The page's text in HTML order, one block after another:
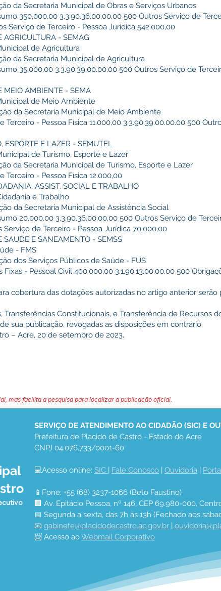
da Secretaria Municipal de Obras e Serviços Urbanos
350.000,00 3.3.90.36.00.00.00 500 Outros Serviço de
Serviço de Terceiro - Pessoa Jurídica 542.000,00
AGRICULTURA - SEMAG
de Agricultura
da Secretaria Municipal de Agricultura
35.000,00 3.3.90.39.00.00.00 500 Outros Serviço de
MEIO AMBIENTE - SEMA
de Meio Ambiente
da Secretaria Municipal de Meio Ambiente
Terceiro - Pessoa Física 11.000,00 3.3.90.39.00.00.00 500
ESPORTE E LAZER - SEMUTEL
de Turismo, Esporte e Lazer
da Secretaria Municipal de Turismo, Esporte e Lazer
Terceiro - Pessoa Física 12.000,00
ASSIST. SOCIAL E TRABALHO
e Trabalho
da Secretaria Municipal de Assistência Social
20.000,00 3.3.90.36.00.00.00 500 Outros Serviço de
de Terceiro - Pessoa Jurídica 70.000,00
SAUDE E SANEAMENTO - SEMSS
- FMS
dos Serviços Públicos de Saúde - FUS
Fixas - Pessoal Civil 400.000,00 3.1.90.13.00.00.00 500
cobertura das dotações autorizadas no artigo anterior
Constitucionais, e Transferência de Recursos
sua publicação, revogadas as disposições em contrário.
– Acre, 20 de setembro de 2023.
mas facilita a pesquisa para localizar a publicação oficial.
SERVIÇO DE ATENDIMENTO AO CIDADÃO (SIC) E
Prefeitura de Plácido de Castro - Estado do Acre
CNPJ 04.076.733/0001-60
💻Acesso online: SIC | Fale Conosco | Ouvidoria |
📱Fone: +55 (68) 3237-1066 (Beto Faustino)
🏢 Av. Epitácio Pessoa, nº 146, CEP 69.980-000,
📅 Segunda a sexta, das 7h às 13h (Fechado aos
📧 gabinete@placidodecastro.ac.gov.br |
📨 Acesso ao Webmail Corporativo